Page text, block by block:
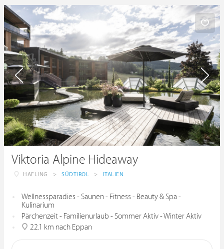
Viktoria Alpine Hideaway
HAFLING > SÜDTIROL > ITALIEN
Wellnessparadies - Saunen - Fitness - Beauty & Spa -
Kulinarium
Pärchenzeit - Familienurlaub - Sommer Aktiv - Winter Aktiv
22.1 km nach Eppan